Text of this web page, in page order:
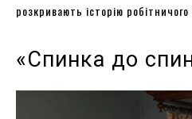
розкривають історію робітничого
«Спинка до